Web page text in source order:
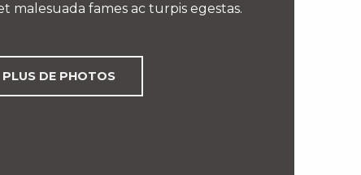
malesuada fames ac turpis egestas.
PLUS DE PHOTOS